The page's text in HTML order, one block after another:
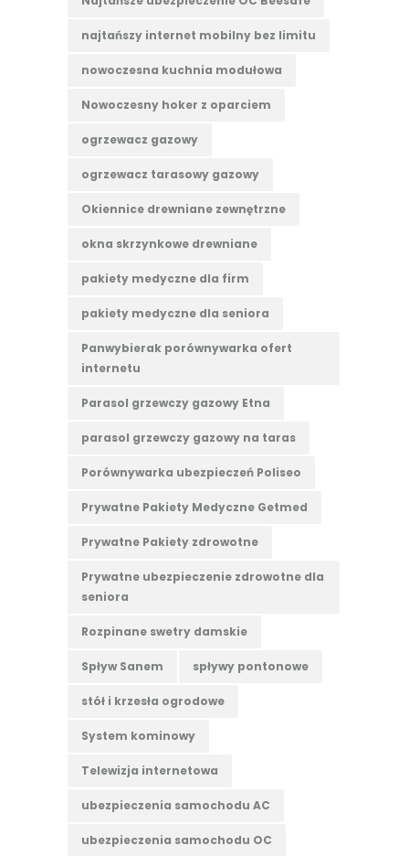
najtańszy internet mobilny bez limitu
nowoczesna kuchnia modułowa
Nowoczesny hoker z oparciem
ogrzewacz gazowy
ogrzewacz tarasowy gazowy
Okiennice drewniane zewnętrzne
okna skrzynkowe drewniane
pakiety medyczne dla firm
pakiety medyczne dla seniora
Panwybierak porównywarka ofert
internetu
Parasol grzewczy gazowy Etna
parasol grzewczy gazowy na taras
Porównywarka ubezpieczeń Poliseo
Prywatne Pakiety Medyczne Getmed
Prywatne Pakiety zdrowotne
Prywatne ubezpieczenie zdrowotne dla
seniora
Rozpinane swetry damskie
Spływ Sanem spływy pontonowe
stół i krzesła ogrodowe
System kominowy
Telewizja internetowa
ubezpieczenia samochodu AC
ubezpieczenia samochodu OC